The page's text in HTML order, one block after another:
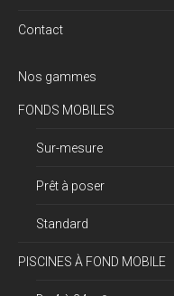
Contact
Nos gammes
FONDS MOBILES
Sur-mesure
Prêt à poser
Standard
PISCINES À FOND MOBILE